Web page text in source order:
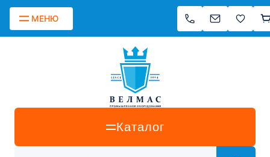
МЕНЮ
Каталог